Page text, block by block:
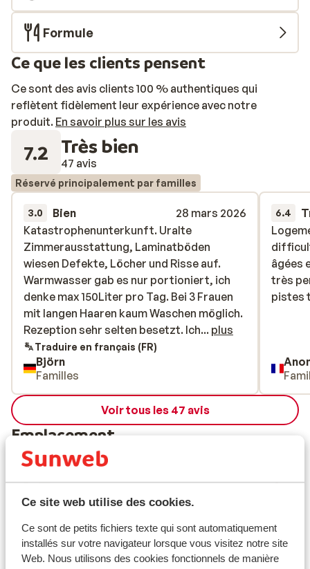
Ce site web utilise des cookies.
Ce sont de petits fichiers texte qui sont automatiquement
installés sur votre navigateur lorsque vous visitez notre site
Web. Nous utilisons des cookies fonctionnels de manière
Formule
Ce que les clients pensent
Ce sont des avis clients 100 % authentiques qui
reflètent fidèlement leur expérience avec notre
produit. En savoir plus sur les avis
7.2 Très bien
47 avis
Réservé principalement par familles
3.0 Bien
28 mars 2026
Katastrophenunterkunft. Uralte
Zimmerausstattung, Laminatböden
wiesen Defekte, Löcher und Risse auf.
Warmwasser gab es nur portioniert, ich
denke max 150Liter pro Tag. Bei 3 Frauen
mit langen Haaren kaum Waschen möglich.
Rezeption sehr selten besetzt. Ich hatte
Tiefgarage gebucht (50€), habe das Geld
bis heute nicht zurück und diverse andere
Dinge
Katastrophenunterkunft. Uralte
Zimmerausstattung, Laminatböden
wiesen Defekte, Löcher und Risse auf.
Warmwasser gab es nur portioniert, ich
denke max 150Liter pro Tag. Bei 3 Frauen
mit langen Haaren kaum Waschen möglich.
Rezeption sehr selten besetzt. Ich... plus
Traduire en français (FR)
Björn
Familles
6.4
âgées
très
pistes
âgées
très
pistes
Voir tous les 47 avis
Emplacement